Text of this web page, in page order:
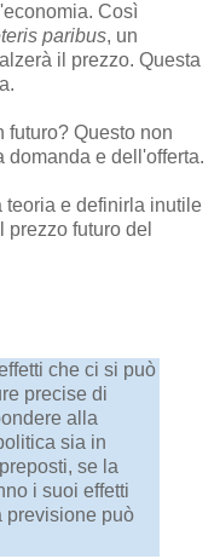
Così
paribus, un
il prezzo. Questa
futuro? Questo non
domanda e dell'offerta.
teoria e definirla inutile
futuro del
che ci si può
precise di
alla
sia in
se la
i suoi effetti
previsione può